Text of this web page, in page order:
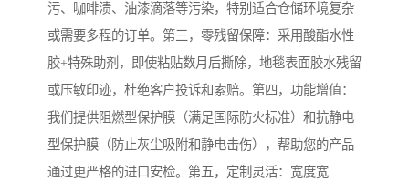
污、咖啡渍、油漆滴落等污染，特别适合仓储环境复杂
或需要多程的订单。第三，零残留保障：采用酸酯水性
胶+特殊助剂，即使粘贴数月后撕除，地毯表面胶水残留
或压敏印迹，杜绝客户投诉和索赔。第四，功能增值：
我们提供阻燃型保护膜（满足国际防火标准）和抗静电
型保护膜（防止灰尘吸附和静电击伤），帮助您的产品
通过更严格的进口安检。第五，定制灵活：宽度宽